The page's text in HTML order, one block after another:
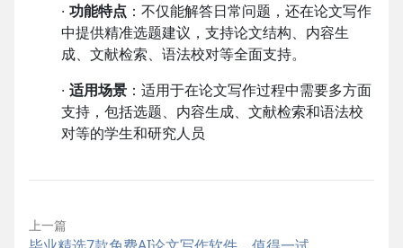
· 功能特点 ：不仅能解答日常问题，还在论文写作
中提供精准选题建议，支持论文结构、内容生
成、文献检索、语法校对等全面支持。
· 适用场景 ：适用于在论文写作过程中需要多方面
支持，包括选题、内容生成、文献检索和语法校
对等的学生和研究人员
上一篇